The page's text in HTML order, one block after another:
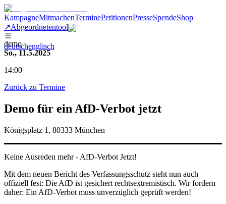
KampagneMitmachenTerminePetitionenPresseSpendeShop
↗Abgeordnetentool
deutschenglisch
demo
So., 11.5.2025
14:00
Zurück zu Termine
Demo für ein AfD-Verbot jetzt
Königsplatz 1, 80333 München
Keine Ausreden mehr - AfD-Verbot Jetzt!
Mit dem neuen Bericht des Verfassungsschutz steht nun auch
offiziell fest: Die AfD ist gesichert rechtsextremistisch. Wir fordern
daher: Ein AfD-Verbot muss unverzüglich geprüft werden!